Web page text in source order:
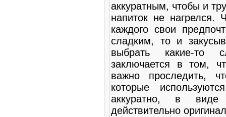
аккуратным, чтобы и
напиток не нагрелся.
каждого свои
сладким, то и
выбрать какие-то
заключается в том,
важно проследить,
которые
аккуратно, в
действительно